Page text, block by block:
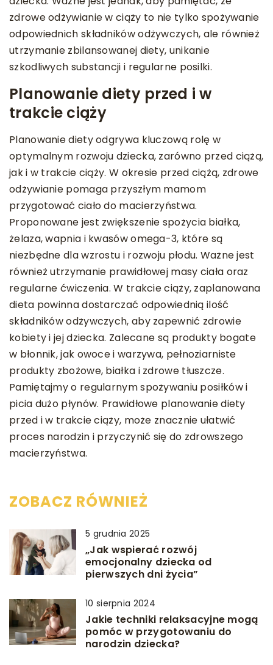
zdrowe odżywianie w ciąży to nie tylko spożywanie
odpowiednich składników odżywczych, ale również
utrzymanie zbilansowanej diety, unikanie
szkodliwych substancji i regularne posilki.
Planowanie diety przed i w
trakcie ciąży
Planowanie diety odgrywa kluczową rolę w
optymalnym rozwoju dziecka, zarówno przed ciążą,
jak i w trakcie ciąży. W okresie przed ciążą, zdrowe
odżywianie pomaga przyszłym mamom
przygotować ciało do macierzyństwa.
Proponowane jest zwiększenie spożycia białka,
żelaza, wapnia i kwasów omega-3, które są
niezbędne dla wzrostu i rozwoju płodu. Ważne jest
również utrzymanie prawidłowej masy ciała oraz
regularne ćwiczenia. W trakcie ciąży, zaplanowana
dieta powinna dostarczać odpowiednią ilość
składników odżywczych, aby zapewnić zdrowie
kobiety i jej dziecka. Zalecane są produkty bogate
w błonnik, jak owoce i warzywa, pełnoziarniste
produkty zbożowe, białka i zdrowe tłuszcze.
Pamiętajmy o regularnym spożywaniu posiłków i
picia dużo płynów. Prawidłowe planowanie diety
przed i w trakcie ciąży, może znacznie ułatwić
proces narodzin i przyczynić się do zdrowszego
macierzyństwa.
ZOBACZ RÓWNIEŻ
5 grudnia 2025
„Jak wspierać rozwój
emocjonalny dziecka od
pierwszych dni życia”
10 sierpnia 2024
Jakie techniki relaksacyjne mogą
pomóc w przygotowaniu do
narodzin dziecka?